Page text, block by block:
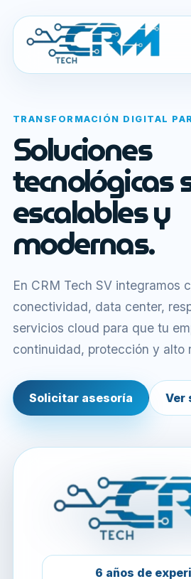
TRANSFORMACIÓN DIGITAL
Soluciones
tecnológicas
escalables y
modernas.
En CRM Tech SV integramos
conectividad, data center,
servicios cloud para que tu
continuidad, protección y alto
Solicitar asesoría Ver
6 años de